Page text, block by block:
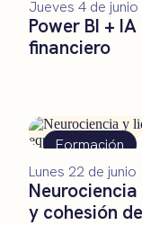
Power BI +
financiero
Jueves 4 de junio
Formación
y cohesión
Lunes 22 de junio